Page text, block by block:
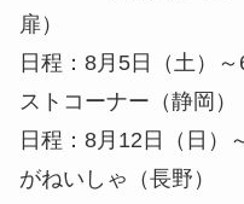
扉）
日程：8月5日（土）
ストコーナー（静岡）
日程：8月12日（日）
がねいしゃ（長野）